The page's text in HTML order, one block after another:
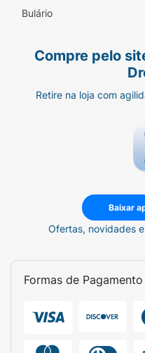
Bulário
Compre pelo
Retire na loja com
Baixar
Ofertas, novidades
Formas de Pagamento